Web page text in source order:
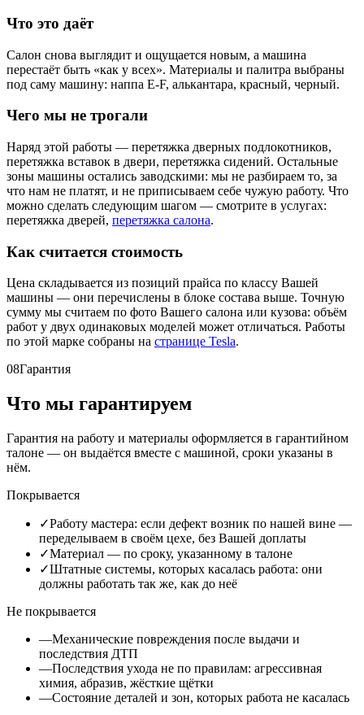
Что это даёт
Салон снова выглядит и ощущается новым, а машина
перестаёт быть «как у всех». Материалы и палитра выбраны
под саму машину: наппа E-F, алькантара, красный, черный.
Чего мы не трогали
Наряд этой работы — перетяжка дверных подлокотников,
перетяжка вставок в двери, перетяжка сидений. Остальные
зоны машины остались заводскими: мы не разбираем то, за
что нам не платят, и не приписываем себе чужую работу. Что
можно сделать следующим шагом — смотрите в услугах:
перетяжка дверей, перетяжка салона.
Как считается стоимость
Цена складывается из позиций прайса по классу Вашей
машины — они перечислены в блоке состава выше. Точную
сумму мы считаем по фото Вашего салона или кузова: объём
работ у двух одинаковых моделей может отличаться. Работы
по этой марке собраны на странице Tesla.
08Гарантия
Что мы гарантируем
Гарантия на работу и материалы оформляется в гарантийном
талоне — он выдаётся вместе с машиной, сроки указаны в
нём.
Покрывается
✓Работу мастера: если дефект возник по нашей вине —
переделываем в своём цехе, без Вашей доплаты
✓Материал — по сроку, указанному в талоне
✓Штатные системы, которых касалась работа: они
должны работать так же, как до неё
Не покрывается
—Механические повреждения после выдачи и
последствия ДТП
—Последствия ухода не по правилам: агрессивная
химия, абразив, жёсткие щётки
—Состояние деталей и зон, которых работа не касалась